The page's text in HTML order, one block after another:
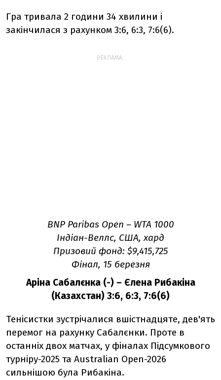
Гра тривала 2 години 34 хвилини і
закінчилася з рахунком 3:6, 6:3, 7:6(6).
РЕКЛАМА:
BNP Paribas Open – WTA 1000
Індіан-Веллс, США, хард
Призовий фонд: $9,415,725
Фінал, 15 березня
Аріна Сабалєнка (-) – Єлена Рибакіна
(Казахстан) 3:6, 6:3, 7:6(6)
Тенісистки зустрічалися вшістнадцяте, дев'ять
перемог на рахунку Сабалєнки. Проте в
останніх двох матчах, у фіналах Підсумкового
турніру-2025 та Australian Open-2026
сильнішою була Рибакіна.